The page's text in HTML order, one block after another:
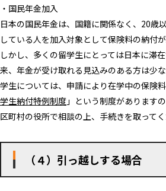
・国民年金加入
日本の国民年金は、国籍に関係なく、20歳
している人を加入対象として保険料の納付が
しかし、多くの留学生にとっては日本に滞
来、年金が受け取れる見込みのある方は少な
学生については、申請により在学中の保険
学生納付特例制度 」という制度があります
区町村の役所で相談の上、手続きを取ってく
（４）引っ越しする場合